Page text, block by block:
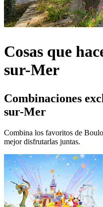
Cosas que
sur-Mer
Combinaciones
sur-Mer
Combina los favoritos de
mejor disfrutarlas juntas.